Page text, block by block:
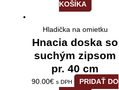
KOŠÍKA
Hladička na omietku
Hnacia doska so
suchým zipsom
pr. 40 cm
90.00€ s DPH
PRIDAŤ DO